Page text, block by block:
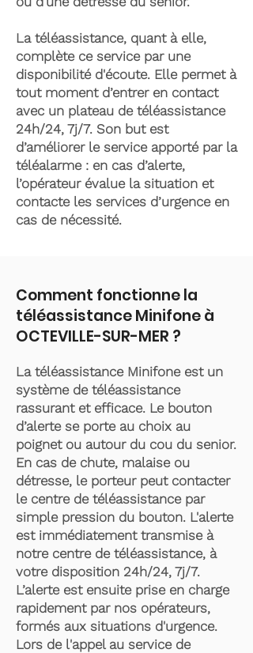
La téléassistance, quant à elle,
complète ce service par une
disponibilité d'écoute. Elle permet à
tout moment d’entrer en contact
avec un plateau de téléassistance
24h/24, 7j/7. Son but est
d’améliorer le service apporté par la
téléalarme : en cas d’alerte,
l’opérateur évalue la situation et
contacte les services d’urgence en
cas de nécessité.
Comment fonctionne la
téléassistance Minifone à
OCTEVILLE-SUR-MER ?
La téléassistance Minifone est un
système de téléassistance
rassurant et efficace. Le bouton
d’alerte se porte au choix au
poignet ou autour du cou du senior.
En cas de chute, malaise ou
détresse, le porteur peut contacter
le centre de téléassistance par
simple pression du bouton. L'alerte
est immédiatement transmise à
notre centre de téléassistance, à
votre disposition 24h/24, 7j/7.
L’alerte est ensuite prise en charge
rapidement par nos opérateurs,
formés aux situations d'urgence.
Lors de l'appel au service de